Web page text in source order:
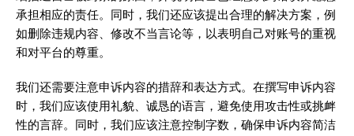
承担相应的责任。同时，我们还应该提出合理的解决方案，例
如删除违规内容、修改不当言论等，以表明自己对账号的重视
和对平台的尊重。
我们还需要注意申诉内容的措辞和表达方式。在撰写申诉内容
时，我们应该使用礼貌、诚恳的语言，避免使用攻击性或挑衅
性的言辞。同时，我们应该注意控制字数，确保申诉内容简洁